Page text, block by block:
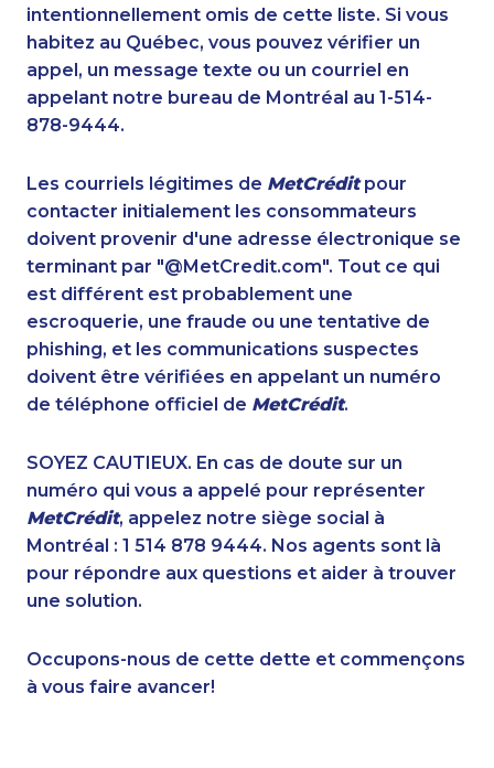
1-902-482-1867
1-778-401-2194
1-780-425-0963
1-604-696-3030
1-437-900-0387
1-437-900-0402
1-587-317-5328
1-888-252-2022
1-778-663-5036
1-647-557-3554
1-514-600-7964
1-418-612-6525
1-888-999-8302
1-587-880-2016
1-778-589-5281
1-877-519-9560
1-250-244-3626
1-647-560-4708
1-587-328-6547
1-780-420-2376
1-506-300-0107
1-647-245-1061
1-587-316-3417
1-647-715-6072
1-587-316-3319
1-587-328-6564
1-587-316-3396
1-438-230-2032
1-438-289-3579
1-902-400-3268
1-587-328-6583
1-778-654-8400
1-587-328-6623
intentionnellement omis de cette liste. Si vous
habitez au Québec, vous pouvez vérifier un
appel, un message texte ou un courriel en
appelant notre bureau de Montréal au 1-514-
878-9444.
Les courriels légitimes de MetCréditpour
contacter initialement les consommateurs
doivent provenir d'une adresse électronique se
terminant par "@MetCredit.com". Tout ce qui
est différent est probablement une
escroquerie, une fraude ou une tentative de
phishing, et les communications suspectes
doivent être vérifiées en appelant un numéro
de téléphone officiel de MetCrédit.
SOYEZ CAUTIEUX. En cas de doute sur un
numéro qui vous a appelé pour représenter
MetCrédit, appelez notre siège social à
Montréal : 1 514 878 9444. Nos agents sont là
pour répondre aux questions et aider à trouver
une solution.
Occupons-nous de cette dette et commençons
à vous faire avancer!